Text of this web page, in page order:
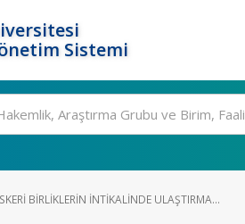
Sistemi
BIRLIKLERIN İNTIKALINDE ULAŞTIRMA...